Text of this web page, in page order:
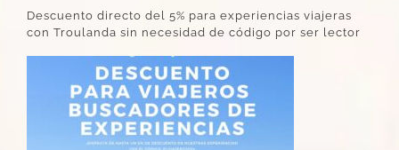
Descuento directo del 5% para experiencias viajeras
con Troulanda sin necesidad de código por ser lector